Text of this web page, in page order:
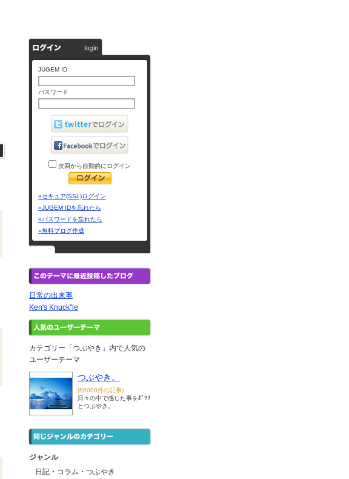
JUGEM ID
パスワード
次回から自動的にログイン
»セキュア(SSL)ログイン
»JUGEM IDを忘れたら
»パスワードを忘れたら
»無料ブログ作成
日常の出来事
Ken's Knuck"le
カテゴリー「つぶやき」内で人気の
ユーザーテーマ
つぶやき。
(86008件の記事)
日々の中で感じた事をﾎﾟﾂﾘ
とつぶやき。
ジャンル
日記・コラム・つぶやき